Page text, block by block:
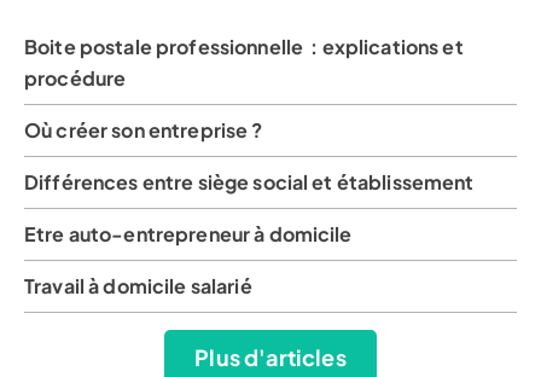
Boite postale professionnelle : explications et
procédure
Où créer son entreprise ?
Différences entre siège social et établissement
Etre auto-entrepreneur à domicile
Travail à domicile salarié
Plus d'articles